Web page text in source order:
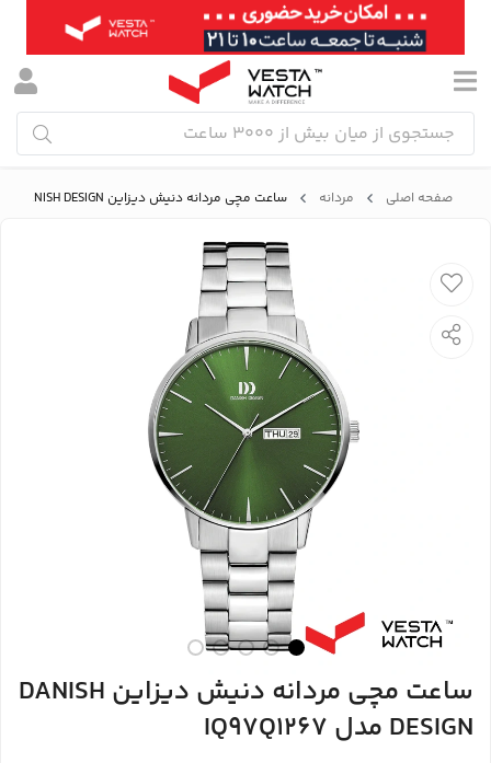
صفحه اصلی مردانه ساعت مچی مردانه دنیش دیزاین DANISH DESIGN مدل IQ97Q1267
ساعت مچی مردانه دنیش دیزاین DANISH
DESIGN مدل IQ97Q1267